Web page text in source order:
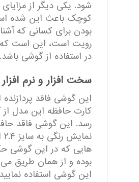
بودن برای کسانی که
رویت است، این است که
در استفاده از گوشی باشد.
سخت افزار و نرم افزار
این گوشی فاقد
رسد. این گوشی فاقد
این گوشی استفاده نمایید، طراحان